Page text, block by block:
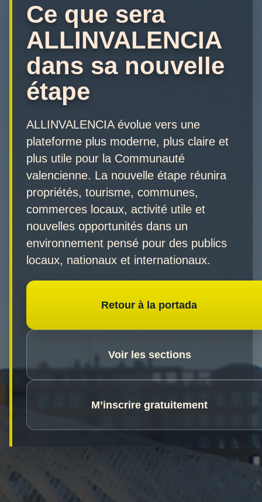
Ce que sera
ALLINVALENCIA
dans sa nouvelle
étape
ALLINVALENCIA évolue vers une
plateforme plus moderne, plus claire et
plus utile pour la Communauté
valencienne. La nouvelle étape réunira
propriétés, tourisme, communes,
commerces locaux, activité utile et
nouvelles opportunités dans un
environnement pensé pour des publics
locaux, nationaux et internationaux.
Retour à la portada
Voir les sections
M’inscrire gratuitement